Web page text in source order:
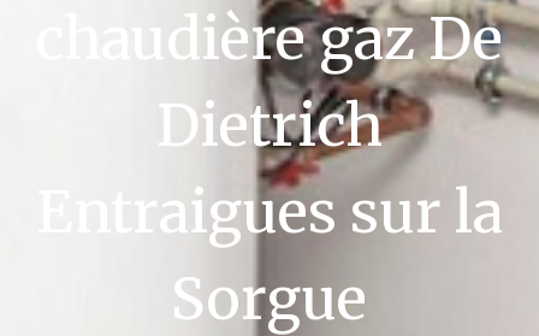
chaudière gaz De
Dietrich
Entraigues sur la
Sorgue